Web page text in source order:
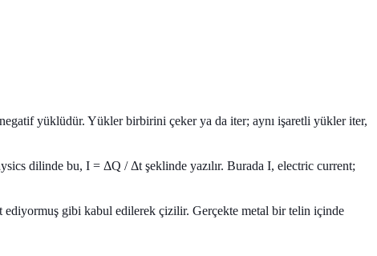
yüklüdür. Yükler birbirini çeker ya da iter; aynı işaretli yükler iter,
dilinde bu, I = ΔQ / Δt şeklinde yazılır. Burada I, electric current;
ediyormuş gibi kabul edilerek çizilir. Gerçekte metal bir telin içinde